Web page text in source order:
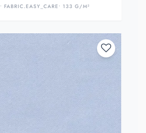
• FABRIC.EASY_CARE • 133 G/M²